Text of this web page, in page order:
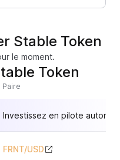
Stable Token
le moment.
Token
Paire
Investissez en pilote
FRNT/USD